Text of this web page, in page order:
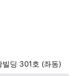
딩 301호 (좌동)